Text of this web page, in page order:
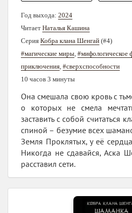
Год выхода: 2024
Читает Наталья Кашина
Серия Кобра клана Шенгай (#4)
#магические миры #мифологическое
приключения #сверхспособности
10 часов 3 минуты
Она смешала свою кровь с
о которых не смела
заставить с собой считаться
спиной – безумие всех
Земля Проклятых, у её
Никогда не сдавайся, Аска
расставил сети.